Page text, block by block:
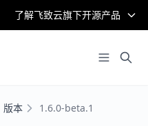
了解飞致云旗下开源产品
版本 1.6.0-beta.1